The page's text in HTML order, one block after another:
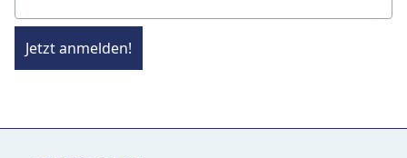
Jetzt anmelden!